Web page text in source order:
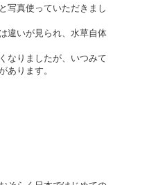
写真使っていただきまし
違いが見られ、水草自体
なりましたが、いつみて
あります。